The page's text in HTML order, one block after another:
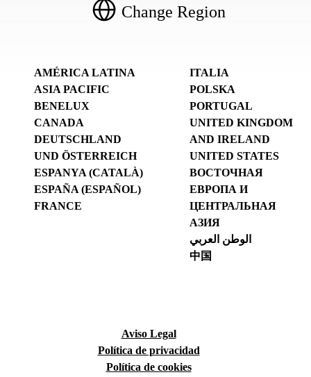
Change Region
AMÉRICA LATINA
ASIA PACIFIC
BENELUX
CANADA
DEUTSCHLAND
UND ÖSTERREICH
ESPANYA (CATALÀ)
ESPAÑA (ESPAÑOL)
FRANCE
ITALIA
POLSKA
PORTUGAL
UNITED KINGDOM
AND IRELAND
UNITED STATES
ВОСТОЧНАЯ
ЕВРОПА И
ЦЕНТРАЛЬНАЯ
АЗИЯ
الوطن العربي
中国
Aviso Legal
Política de privacidad
Política de cookies